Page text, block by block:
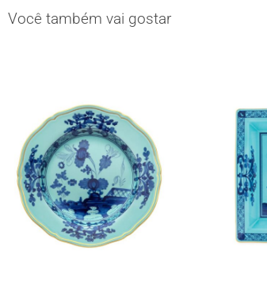
Você também vai gostar